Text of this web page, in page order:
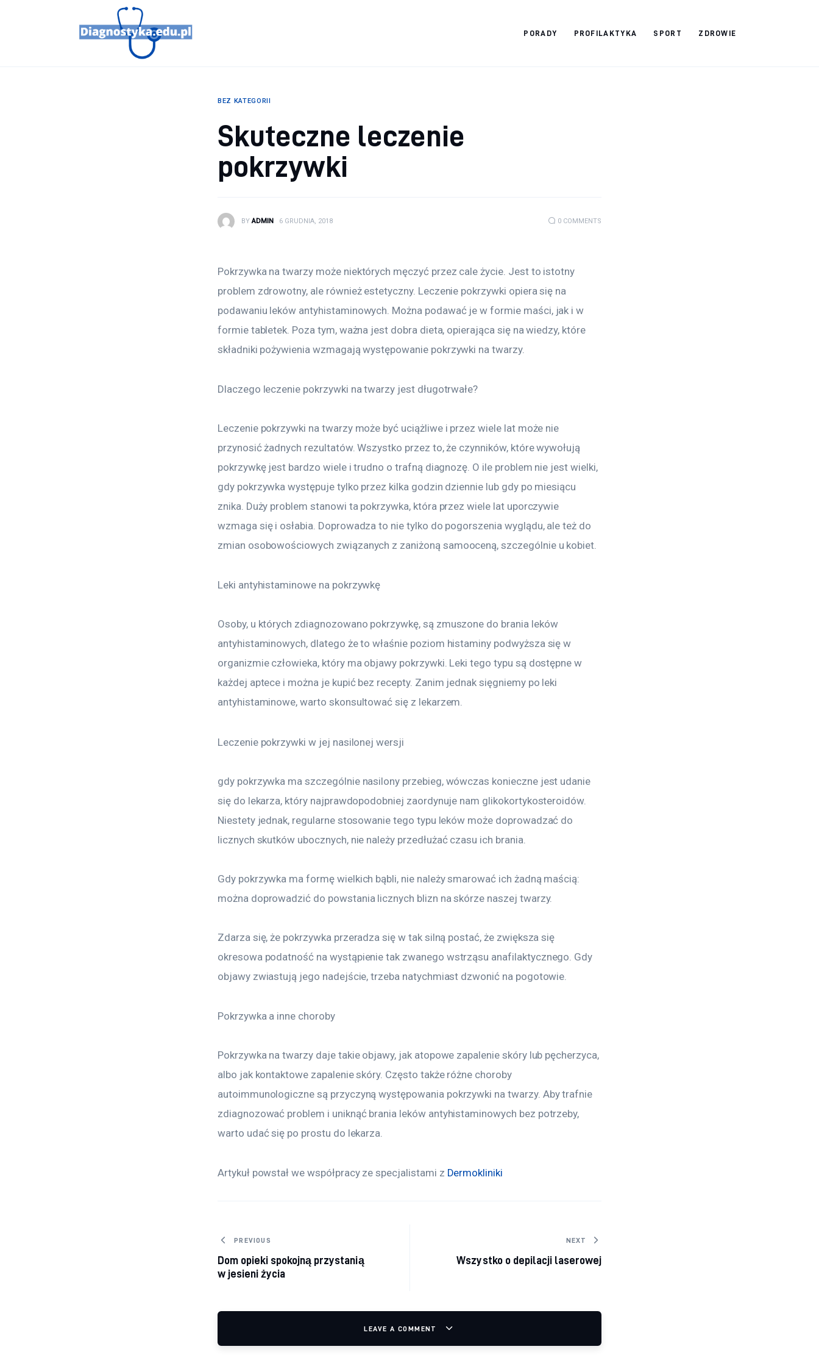
PORADY PROFILAKTYKA SPORT ZDROWIE
BEZ KATEGORII
Skuteczne leczenie
pokrzywki
BY ADMIN 6 GRUDNIA, 2018 0 COMMENTS
Pokrzywka na twarzy może niektórych męczyć przez cale życie. Jest to istotny
problem zdrowotny, ale również estetyczny. Leczenie pokrzywki opiera się na
podawaniu leków antyhistaminowych. Można podawać je w formie maści, jak i w
formie tabletek. Poza tym, ważna jest dobra dieta, opierająca się na wiedzy, które
składniki pożywienia wzmagają występowanie pokrzywki na twarzy.
Dlaczego leczenie pokrzywki na twarzy jest długotrwałe?
Leczenie pokrzywki na twarzy może być uciążliwe i przez wiele lat może nie
przynosić żadnych rezultatów. Wszystko przez to, że czynników, które wywołują
pokrzywkę jest bardzo wiele i trudno o trafną diagnozę. O ile problem nie jest wielki,
gdy pokrzywka występuje tylko przez kilka godzin dziennie lub gdy po miesiącu
znika. Duży problem stanowi ta pokrzywka, która przez wiele lat uporczywie
wzmaga się i osłabia. Doprowadza to nie tylko do pogorszenia wyglądu, ale też do
zmian osobowościowych związanych z zaniżoną samooceną, szczególnie u kobiet.
Leki antyhistaminowe na pokrzywkę
Osoby, u których zdiagnozowano pokrzywkę, są zmuszone do brania leków
antyhistaminowych, dlatego że to właśnie poziom histaminy podwyższa się w
organizmie człowieka, który ma objawy pokrzywki. Leki tego typu są dostępne w
każdej aptece i można je kupić bez recepty. Zanim jednak sięgniemy po leki
antyhistaminowe, warto skonsultować się z lekarzem.
Leczenie pokrzywki w jej nasilonej wersji
gdy pokrzywka ma szczególnie nasilony przebieg, wówczas konieczne jest udanie
się do lekarza, który najprawdopodobniej zaordynuje nam glikokortykosteroidów.
Niestety jednak, regularne stosowanie tego typu leków może doprowadzać do
licznych skutków ubocznych, nie należy przedłużać czasu ich brania.
Gdy pokrzywka ma formę wielkich bąbli, nie należy smarować ich żadną maścią:
można doprowadzić do powstania licznych blizn na skórze naszej twarzy.
Zdarza się, że pokrzywka przeradza się w tak silną postać, że zwiększa się
okresowa podatność na wystąpienie tak zwanego wstrząsu anafilaktycznego. Gdy
objawy zwiastują jego nadejście, trzeba natychmiast dzwonić na pogotowie.
Pokrzywka a inne choroby
Pokrzywka na twarzy daje takie objawy, jak atopowe zapalenie skóry lub pęcherzyca,
albo jak kontaktowe zapalenie skóry. Często także różne choroby
autoimmunologiczne są przyczyną występowania pokrzywki na twarzy. Aby trafnie
zdiagnozować problem i uniknąć brania leków antyhistaminowych bez potrzeby,
warto udać się po prostu do lekarza.
Artykuł powstał we współpracy ze specjalistami z Dermokliniki
Nawigacja wpisu
PREVIOUS
Dom opieki spokojną przystanią
w jesieni życia
NEXT
Wszystko o depilacji laserowej
LEAVE A COMMENT